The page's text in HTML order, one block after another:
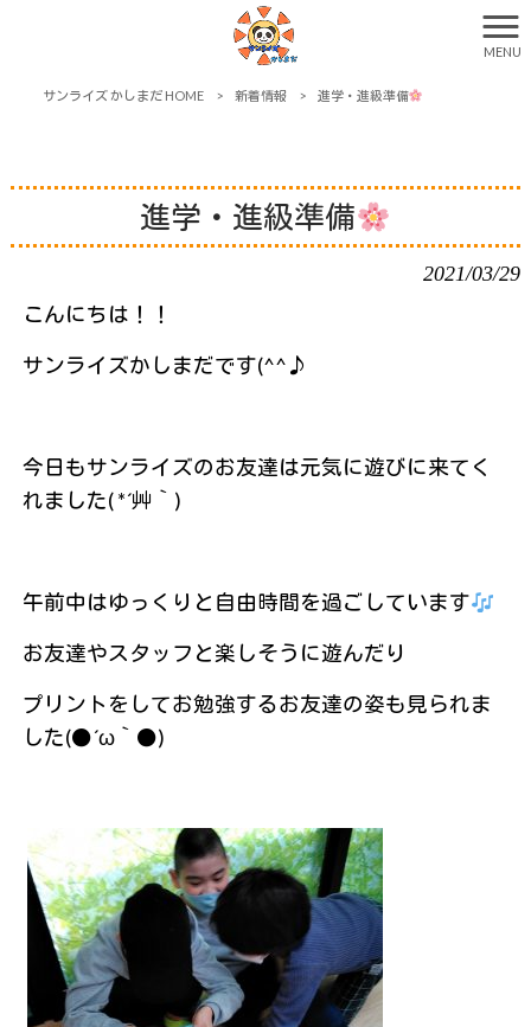
MENU
サンライズ かしまだ HOME > 新着情報 > 進学・進級準備
進学・進級準備
2021/03/29
こんにちは！！
サンライズかしまだです(^^♪
今日もサンライズのお友達は元気に遊びに来てく
れました( *´艸｀)
午前中はゆっくりと自由時間を過ごしています
お友達やスタッフと楽しそうに遊んだり
プリントをしてお勉強するお友達の姿も見られま
した(●´ω｀●)